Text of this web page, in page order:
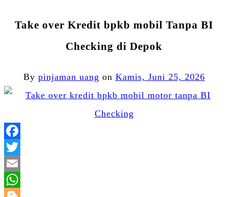
Take over Kredit bpkb mobil Tanpa BI
Checking di Depok
By pinjaman uang on Kamis, Juni 25, 2026